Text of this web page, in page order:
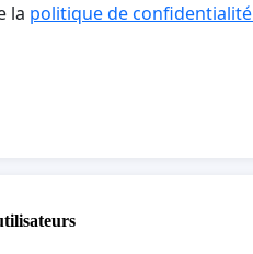
la politique de confidentialité